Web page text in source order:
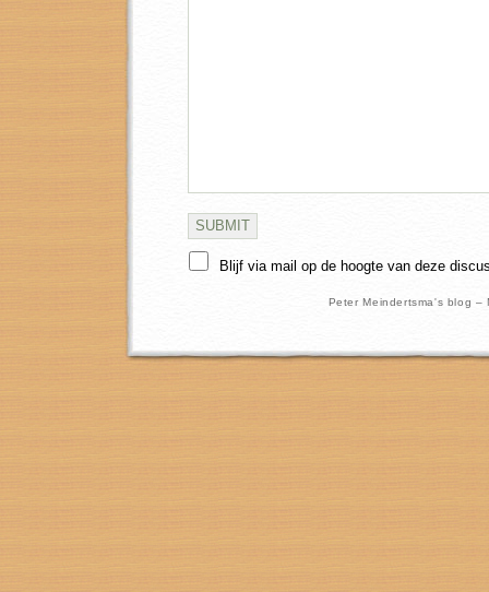
Blijf via mail op de hoogte van deze
Peter Meindertsma's blog